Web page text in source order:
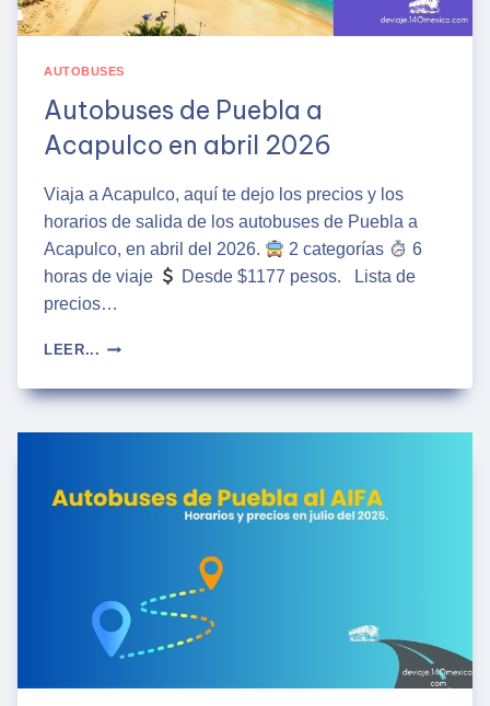
AUTOBUSES
Autobuses de Puebla a
Acapulco en abril 2026
Viaja a Acapulco, aquí te dejo los precios y los
horarios de salida de los autobuses de Puebla a
Acapulco, en abril del 2026.
2 categorías
6
horas de viaje
Desde $1177 pesos. Lista de
precios…
LEER... AUTOBUSES
PUEBLA
ACAPULCO
2026